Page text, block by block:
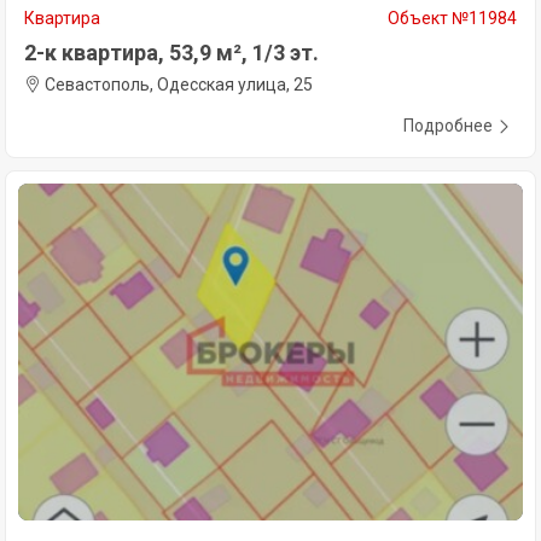
Квартира Объект №11984
2-к квартира, 53,9 м², 1/3 эт.
Севастополь, Одесская улица, 25
Подробнее